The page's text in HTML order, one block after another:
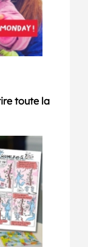
toute la